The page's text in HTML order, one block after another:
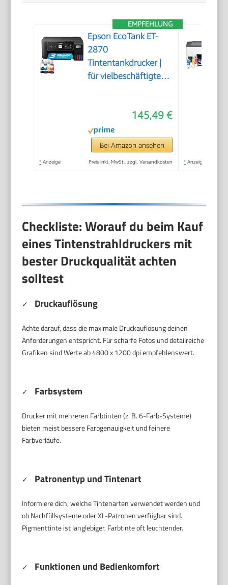
EMPFEHLUNG
Epson EcoTank ET-
2870
Tintentankdrucker |
für vielbeschäftigte
Kopieren, Scannen |
3.7 cm LCD-Display |
inkl. Tinte für bis zu 3
Jahre
145,49 €
Bei Amazon ansehen
* Anzeige Preis inkl. MwSt., zzgl. Versandkosten * Anzeige
Checkliste: Worauf du beim Kauf
eines Tintenstrahldruckers mit
bester Druckqualität achten
solltest
✓ Druckauflösung
Achte darauf, dass die maximale Druckauflösung deinen
Anforderungen entspricht. Für scharfe Fotos und detailreiche
Grafiken sind Werte ab 4800 x 1200 dpi empfehlenswert.
✓ Farbsystem
Drucker mit mehreren Farbtinten (z. B. 6-Farb-Systeme)
bieten meist bessere Farbgenauigkeit und feinere
Farbverläufe.
✓ Patronentyp und Tintenart
Informiere dich, welche Tintenarten verwendet werden und
ob Nachfüllsysteme oder XL-Patronen verfügbar sind.
Pigmenttinte ist langlebiger, Farbtinte oft leuchtender.
✓ Funktionen und Bedienkomfort